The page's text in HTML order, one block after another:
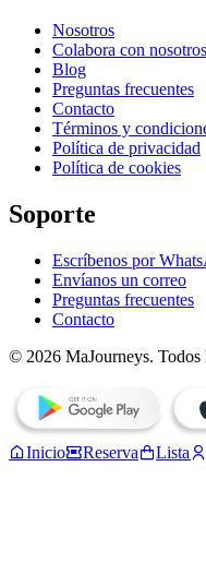
Nosotros
Colabora con nosotros
Blog
Preguntas frecuentes
Contacto
Términos y
Política de privacidad
Política de cookies
Soporte
Escríbenos por
Envíanos un correo
Preguntas frecuentes
Contacto
© 2026 MaJourneys. Todos
Inicio Reserva Lista